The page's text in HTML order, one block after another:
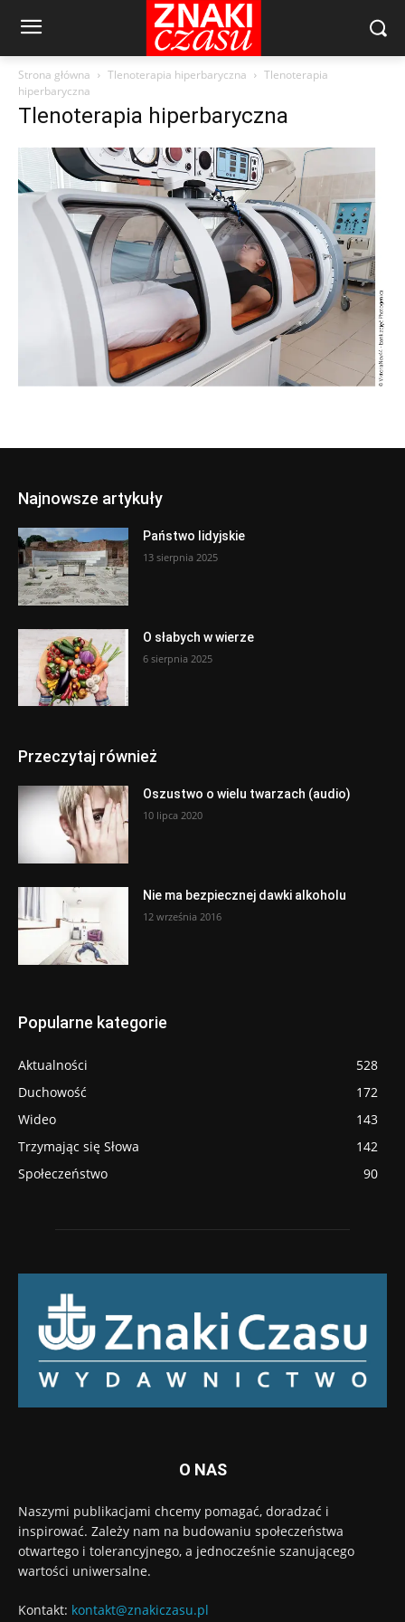
Strona główna Tlenoterapia hiperbaryczna
Tlenoterapia
hiperbaryczna
Tlenoterapia hiperbaryczna
Najnowsze artykuły
Państwo lidyjskie
13 sierpnia 2025
O słabych w wierze
6 sierpnia 2025
Przeczytaj również
Oszustwo o wielu twarzach (audio)
10 lipca 2020
Nie ma bezpiecznej dawki alkoholu
12 września 2016
Popularne kategorie
Aktualności
528
Duchowość
172
Wideo
143
Trzymając się Słowa
142
Społeczeństwo
90
O NAS
Naszymi publikacjami chcemy pomagać, doradzać i
inspirować. Zależy nam na budowaniu społeczeństwa
otwartego i tolerancyjnego, a jednocześnie szanującego
wartości uniwersalne.
Kontakt: kontakt@znakiczasu.pl